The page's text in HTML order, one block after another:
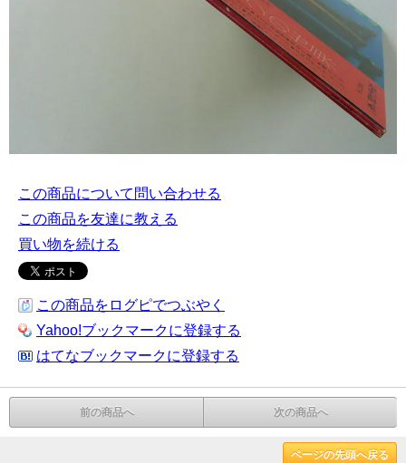
この商品について問い合わせる
この商品を友達に教える
買い物を続ける
この商品をログピでつぶやく
Yahoo!ブックマークに登録する
はてなブックマークに登録する
前の商品へ 次の商品へ
ページの先頭へ戻る